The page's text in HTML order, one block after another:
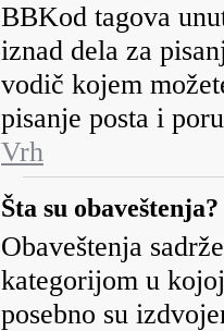
BBKod tagova
iznad dela za
vodič kojem
pisanje posta i
Vrh
Šta su obaveštenja?
Obaveštenja
kategorijom u
posebno su